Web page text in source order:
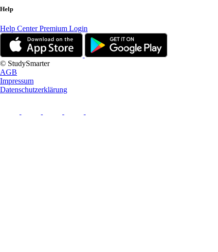
Help
Help CenterPremium Login
© StudySmarter
AGB
Impressum
Datenschutzerklärung